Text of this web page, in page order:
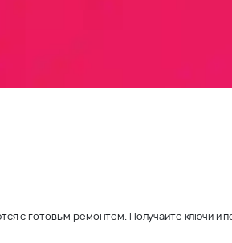
с готовым ремонтом. Получайте ключи и